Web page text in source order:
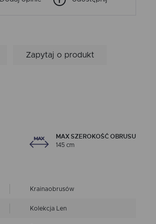
Zapytaj o produkt
MAX SZEROKOŚĆ OBRUSU
145 cm
Krainaobrusów
Kolekcja Len